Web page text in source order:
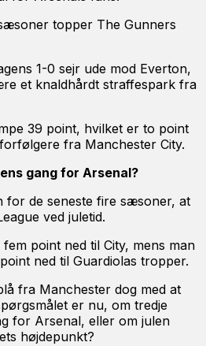
topper The Gunners
1-0 sejr ude mod Everton,
et knaldhårdt straffespark fra
39 point, hvilket er to point
fra Manchester City.
gang for Arsenal?
for de seneste fire sæsoner, at
ved juletid.
point ned til City, mens man
ned til Guardiolas tropper.
fra Manchester dog med at
er nu, om tredje
for Arsenal, eller om julen
højdepunkt?